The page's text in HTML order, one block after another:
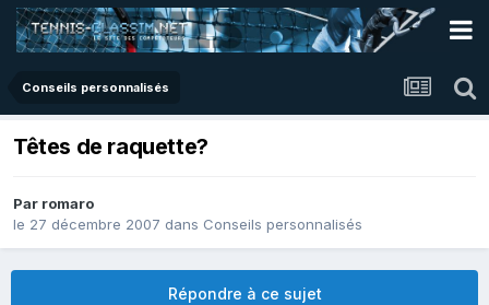
Conseils personnalisés
Têtes de raquette?
Par romaro
le 27 décembre 2007 dans Conseils personnalisés
Répondre à ce sujet